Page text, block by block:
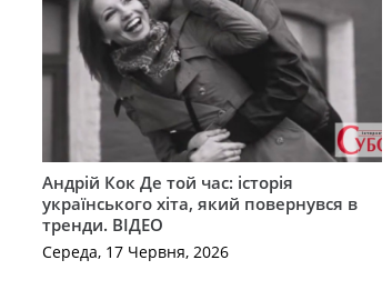
Андрій Кок Де той час: історія
українського хіта, який повернувся в
тренди. ВІДЕО
Середа, 17 Червня, 2026